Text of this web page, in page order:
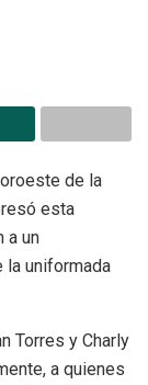
de la
esta
a un
la uniformada
Torres y Charly
a quienes